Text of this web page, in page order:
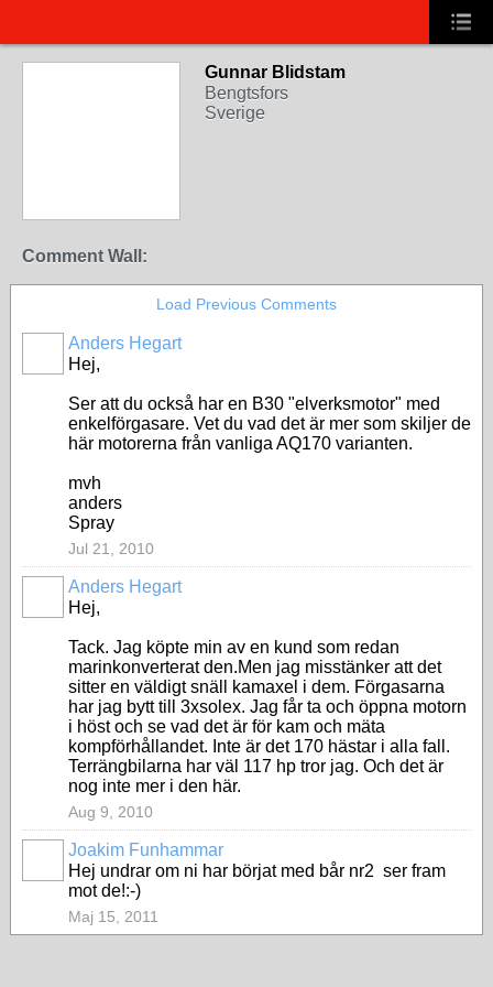
Gunnar Blidstam
Bengtsfors
Sverige
Comment Wall:
Load Previous Comments
Anders Hegart
Hej,
Ser att du också har en B30 "elverksmotor" med
enkelförgasare. Vet du vad det är mer som skiljer de
här motorerna från vanliga AQ170 varianten.
mvh
anders
Spray
Jul 21, 2010
Anders Hegart
Hej,
Tack. Jag köpte min av en kund som redan
marinkonverterat den.Men jag misstänker att det
sitter en väldigt snäll kamaxel i dem. Förgasarna
har jag bytt till 3xsolex. Jag får ta och öppna motorn
i höst och se vad det är för kam och mäta
kompförhållandet. Inte är det 170 hästar i alla fall.
Terrängbilarna har väl 117 hp tror jag. Och det är
nog inte mer i den här.
Aug 9, 2010
Joakim Funhammar
Hej undrar om ni har börjat med bår nr2 ser fram
mot de!:-)
Maj 15, 2011